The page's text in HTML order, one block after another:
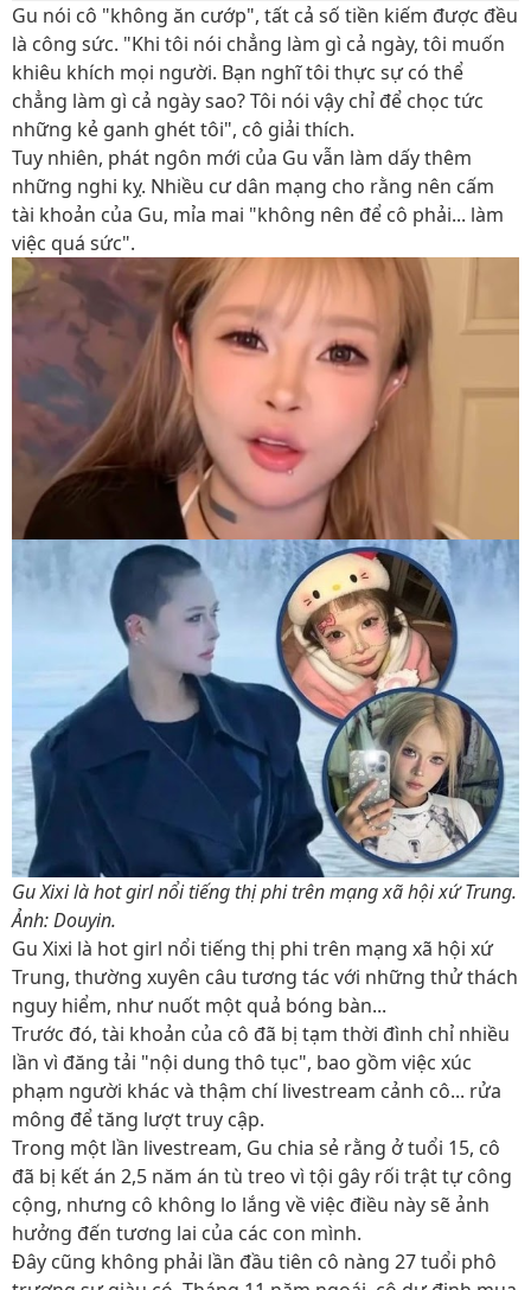
Gu nói cô "không ăn cướp", tất cả số tiền kiếm được đều
là công sức. "Khi tôi nói chẳng làm gì cả ngày, tôi muốn
khiêu khích mọi người. Bạn nghĩ tôi thực sự có thể
chẳng làm gì cả ngày sao? Tôi nói vậy chỉ để chọc tức
những kẻ ganh ghét tôi", cô giải thích.
Tuy nhiên, phát ngôn mới của Gu vẫn làm dấy thêm
những nghi kỵ. Nhiều cư dân mạng cho rằng nên cấm
tài khoản của Gu, mỉa mai "không nên để cô phải... làm
việc quá sức".
Gu Xixi là hot girl nổi tiếng thị phi trên mạng xã hội xứ Trung.
Ảnh: Douyin.
Gu Xixi là hot girl nổi tiếng thị phi trên mạng xã hội xứ
Trung, thường xuyên câu tương tác với những thử thách
nguy hiểm, như nuốt một quả bóng bàn...
Trước đó, tài khoản của cô đã bị tạm thời đình chỉ nhiều
lần vì đăng tải "nội dung thô tục", bao gồm việc xúc
phạm người khác và thậm chí livestream cảnh cô... rửa
mông để tăng lượt truy cập.
Trong một lần livestream, Gu chia sẻ rằng ở tuổi 15, cô
đã bị kết án 2,5 năm án tù treo vì tội gây rối trật tự công
cộng, nhưng cô không lo lắng về việc điều này sẽ ảnh
hưởng đến tương lai của các con mình.
Đây cũng không phải lần đầu tiên cô nàng 27 tuổi phô